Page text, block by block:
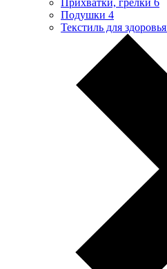
Прихватки, грелки 6
Подушки 4
Текстиль для здоровья